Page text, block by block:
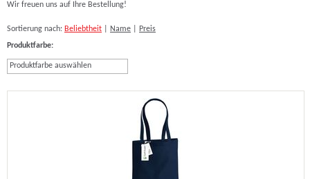
Wir freuen uns auf Ihre Bestellung!
Sortierung nach: Beliebtheit Name
Preis
Produktfarbe:
Produktfarbe auswählen